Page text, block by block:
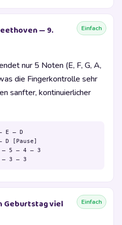
Einfach
— 9.
nur 5 Noten (E, F, G, A,
die Fingerkontrolle sehr
sanfter, kontinuierlicher
E – D
D [Pause]
5 – 4 – 3
– 3 – 3
Einfach
Geburtstag viel